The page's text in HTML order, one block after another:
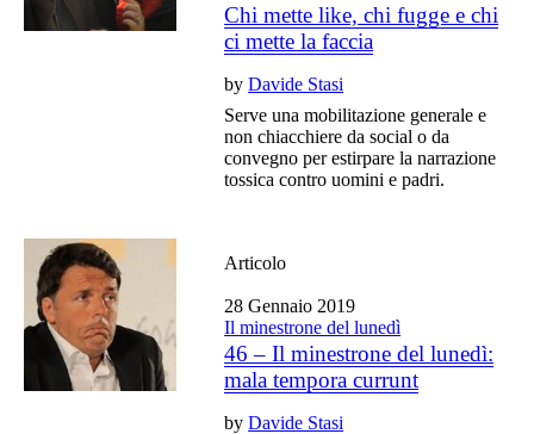
Chi mette like, chi fugge e chi
ci mette la faccia
byDavide Stasi
Serve una mobilitazione generale e
non chiacchiere da social o da
convegno per estirpare la narrazione
tossica contro uomini e padri.
Articolo
28 Gennaio 2019
Il minestrone del lunedì
46 – Il minestrone del lunedì:
mala tempora currunt
byDavide Stasi